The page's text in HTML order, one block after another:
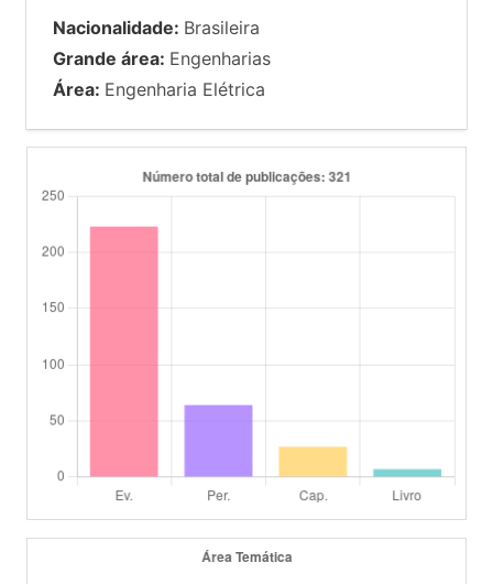
Nacionalidade: Brasileira
Grande área: Engenharias
Área: Engenharia Elétrica